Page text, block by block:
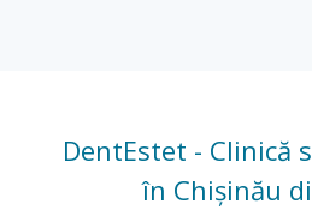
DentEstet - Clinică
în Chișinău